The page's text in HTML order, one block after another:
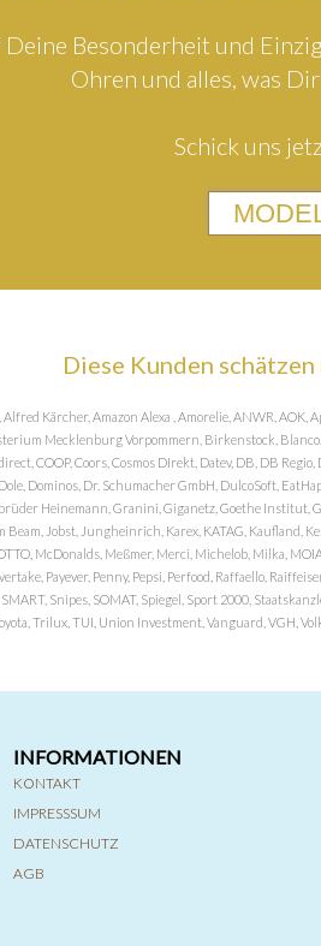
Besonderheit und
Ohren und alles, was
Schick uns
Diese Kunden
Kärcher, Amazon Alexa , Amorelie, ANWR,
Mecklenburg Vorpommern, Birkenstock,
COOP, Coors, Cosmos DIrekt, Datev, DB, DB
Dominos, Dr. Schumacher GmbH, DulcoSoft,
Heinemann, Granini, Giganetz, Goethe Institut,
Beam, Jobst, Jungheinrich, Karex, KATAG, Kaufland,
McDonalds, Meßmer, Merci, Michelob, Milka,
Payever, Penny, Pepsi, Perfood, Raffaello,
Snipes, SOMAT, Spiegel, Sport 2000,
Trilux, TUI, Union Investment, Vanguard, VGH,
INFORMATIONEN
KONTAKT
IMPRESSSUM
DATENSCHUTZ
AGB